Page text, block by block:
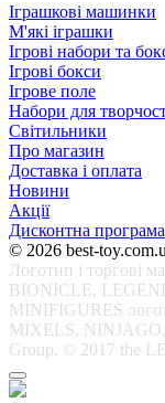
Іграшкові машинки
М'які іграшки
Ігрові набори та
Ігрові бокси
Ігрове поле
Набори для
Світильники
Про магазин
Доставка і оплата
Новини
Акції
Дисконтна програма
© 2026 best-
Логотип і торгові
BIONICLE,
MINIFIGURES
MIXELS,
Group. © 2017 the